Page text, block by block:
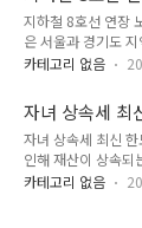
사용 시 할인을 받을
일본 지진에 대한
진의 현재 상황최근
여행객들이 일본 여
도의 대규모 지진은
같은 상황에서 일본
료)
지하철 8호선 연장
은 서울과 경기도
수도권 동북부 지역
어 개통되었습니다.
의 교통 접근성을 획
으로 기대됩니다. 이
통에 따른 다양한
호선 연장선 확인
카테고리 없음
자녀 상속세 최
자녀 상속세 최신
인해 재산이 상속되
인의 경제적 부담을
카테고리 없음